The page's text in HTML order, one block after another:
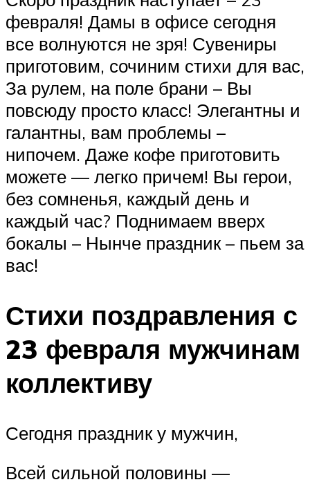
февраля! Дамы в офисе сегодня
все волнуются не зря! Сувениры
приготовим, сочиним стихи для вас,
За рулем, на поле брани – Вы
повсюду просто класс! Элегантны и
галантны, вам проблемы –
нипочем. Даже кофе приготовить
можете — легко причем! Вы герои,
без сомненья, каждый день и
каждый час? Поднимаем вверх
бокалы – Нынче праздник – пьем за
вас!
Стихи поздравления с
23 февраля мужчинам
коллективу
Сегодня праздник у мужчин,
Всей сильной половины —